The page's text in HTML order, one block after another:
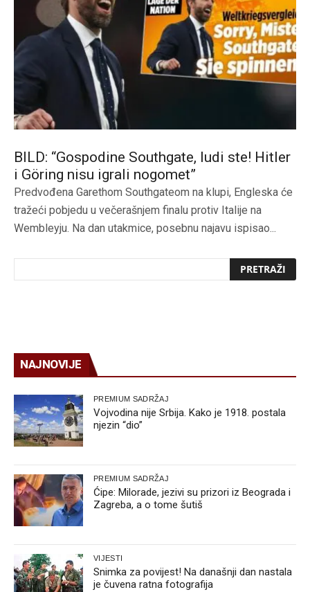
BILD: “Gospodine Southgate, ludi ste! Hitler
i Göring nisu igrali nogomet”
Predvođena Garethom Southgateom na klupi, Engleska će
tražeći pobjedu u večerašnjem finalu protiv Italije na
Wembleyju. Na dan utakmice, posebnu najavu ispisao...
NAJNOVIJE
PREMIUM SADRŽAJ
Vojvodina nije Srbija. Kako je 1918. postala
njezin “dio”
PREMIUM SADRŽAJ
Ćipe: Milorade, jezivi su prizori iz Beograda i
Zagreba, a o tome šutiš
VIJESTI
Snimka za povijest! Na današnji dan nastala
je čuvena ratna fotografija